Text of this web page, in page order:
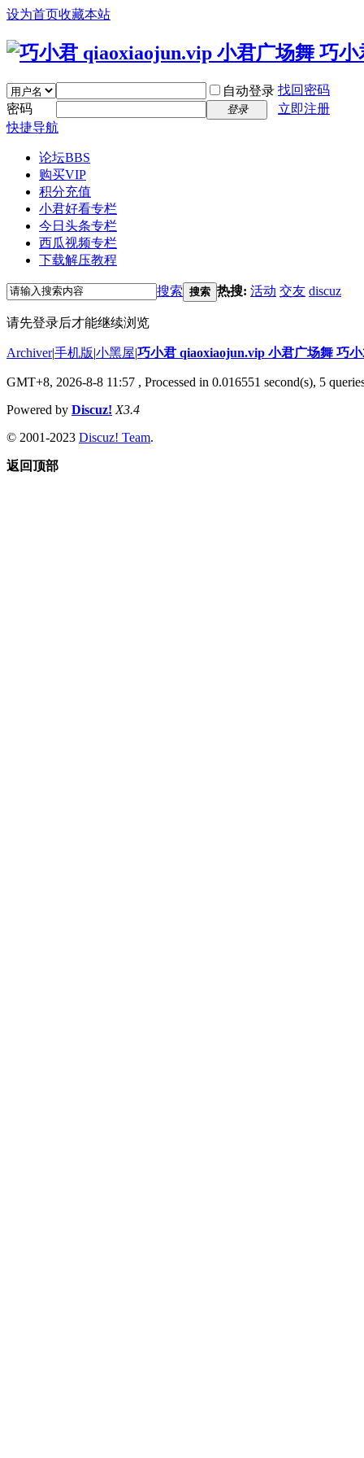
设为首页收藏本站
自动登录 找回密码
密码
登录
立即注册
快捷导航
论坛BBS
购买VIP
积分充值
小君好看专栏
今日头条专栏
西瓜视频专栏
下载解压教程
搜索 搜索 热搜: 活动 交友 discuz
请先登录后才能继续浏览
Archiver|手机版|小黑屋|巧小君 qiaoxiaojun.vip 小君广场舞 巧
GMT+8, 2026-8-8 11:57 , Processed in 0.016551 second(s), 5
Powered by Discuz! X3.4
© 2001-2023 Discuz! Team.
返回顶部